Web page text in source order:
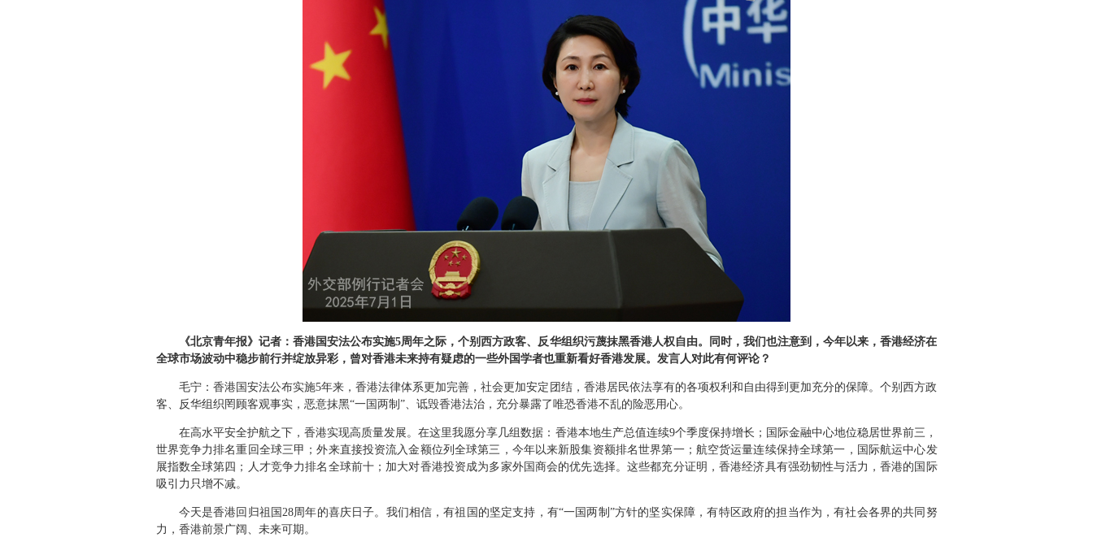
《北京青年报》记者：香港国安法公布实施5周年之际，个别西方政客、反华组织污蔑抹黑香港人权自由。同时，我们也注意到，今年以来，香港经济在
全球市场波动中稳步前行并绽放异彩，曾对香港未来持有疑虑的一些外国学者也重新看好香港发展。发言人对此有何评论？
毛宁：香港国安法公布实施5年来，香港法律体系更加完善，社会更加安定团结，香港居民依法享有的各项权利和自由得到更加充分的保障。个别西方政
客、反华组织罔顾客观事实，恶意抹黑“一国两制”、诋毁香港法治，充分暴露了唯恐香港不乱的险恶用心。
在高水平安全护航之下，香港实现高质量发展。在这里我愿分享几组数据：香港本地生产总值连续9个季度保持增长；国际金融中心地位稳居世界前三，
世界竞争力排名重回全球三甲；外来直接投资流入金额位列全球第三，今年以来新股集资额排名世界第一；航空货运量连续保持全球第一，国际航运中心发
展指数全球第四；人才竞争力排名全球前十；加大对香港投资成为多家外国商会的优先选择。这些都充分证明，香港经济具有强劲韧性与活力，香港的国际
吸引力只增不减。
今天是香港回归祖国28周年的喜庆日子。我们相信，有祖国的坚定支持，有“一国两制”方针的坚实保障，有特区政府的担当作为，有社会各界的共同努
力，香港前景广阔、未来可期。